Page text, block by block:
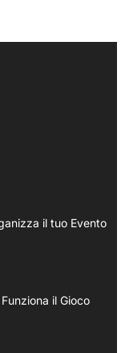
il tuo Evento
il Gioco